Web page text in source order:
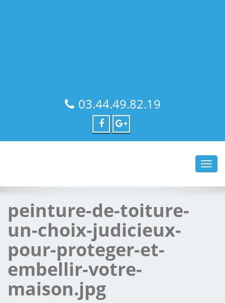
03.44.49.82.19
peinture-de-toiture-
un-choix-judicieux-
pour-proteger-et-
embellir-votre-
maison.jpg